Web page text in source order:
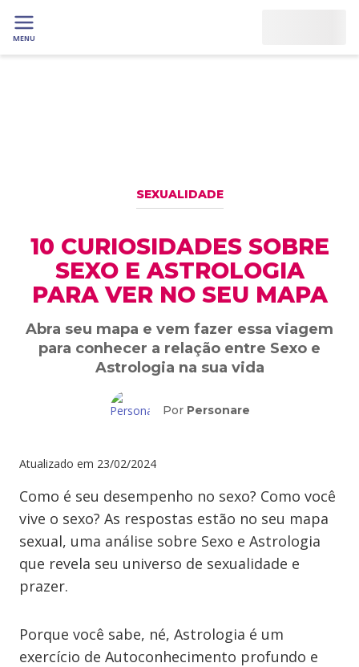
MENU
SEXUALIDADE
10 CURIOSIDADES SOBRE
SEXO E ASTROLOGIA
PARA VER NO SEU MAPA
Abra seu mapa e vem fazer essa viagem
para conhecer a relação entre Sexo e
Astrologia na sua vida
Por Personare
Atualizado em 23/02/2024
Como é seu desempenho no sexo? Como você
vive o sexo? As respostas estão no seu mapa
sexual, uma análise sobre Sexo e Astrologia
que revela seu universo de sexualidade e
prazer.
Porque você sabe, né, Astrologia é um
exercício de Autoconhecimento profundo e